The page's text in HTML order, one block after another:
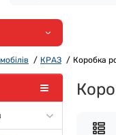
КРАЗ Коробка